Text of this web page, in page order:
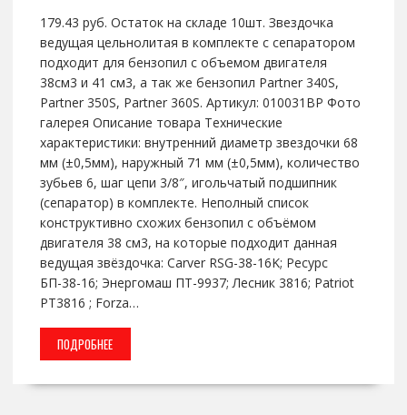
179.43 руб. Остаток на складе 10шт. Звездочка
ведущая цельнолитая в комплекте с сепаратором
подходит для бензопил с объемом двигателя
38см3 и 41 см3, а так же бензопил Partner 340S,
Partner 350S, Partner 360S. Артикул: 010031BP Фото
галерея Описание товара Технические
характеристики: внутренний диаметр звездочки 68
мм (±0,5мм), наружный 71 мм (±0,5мм), количество
зубьев 6, шаг цепи 3/8″, игольчатый подшипник
(сепаратор) в комплекте. Неполный список
конструктивно схожих бензопил с объёмом
двигателя 38 см3, на которые подходит данная
ведущая звёздочка: Carver RSG-38-16K; Ресурс
БП-38-16; Энергомаш ПТ-9937; Лесник 3816; Patriot
РТ3816 ; Forza…
ПОДРОБНЕЕ